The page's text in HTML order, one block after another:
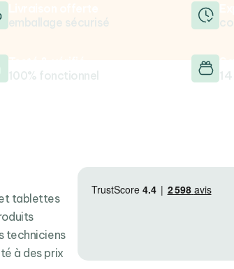
Livraison offerte
emballage sécurisé
Testé & vérifié
100% fonctionnel
tablettes
techniciens
à des prix